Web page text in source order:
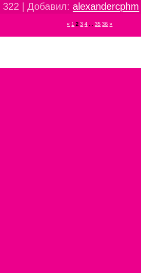
322 |Добавил: alexandercphm
« 1 2 3 4 35 36 »